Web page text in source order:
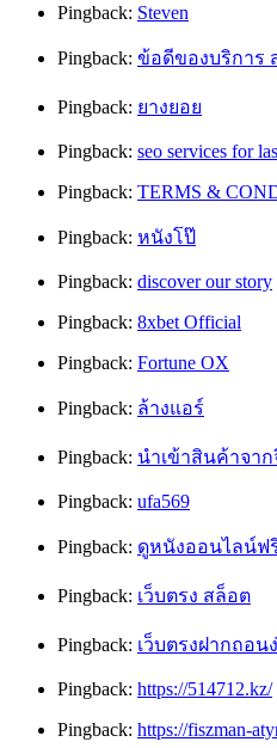
Pingback: Steven
Pingback: ข้อดีของบริการ
Pingback: ยางยอย
Pingback: seo services for
Pingback: TERMS &
Pingback: หนังโป๊
Pingback: discover our story
Pingback: 8xbet Official
Pingback: Fortune OX
Pingback: ล้างแอร์
Pingback: นำเข้าสินค้าจา
Pingback: ufa569
Pingback: ดูหนังออนไลน์ฟ
Pingback: เว็บตรง สล็อต
Pingback: เว็บตรงฝากถอน
Pingback: https://514712.kz/
Pingback: https://fiszman-